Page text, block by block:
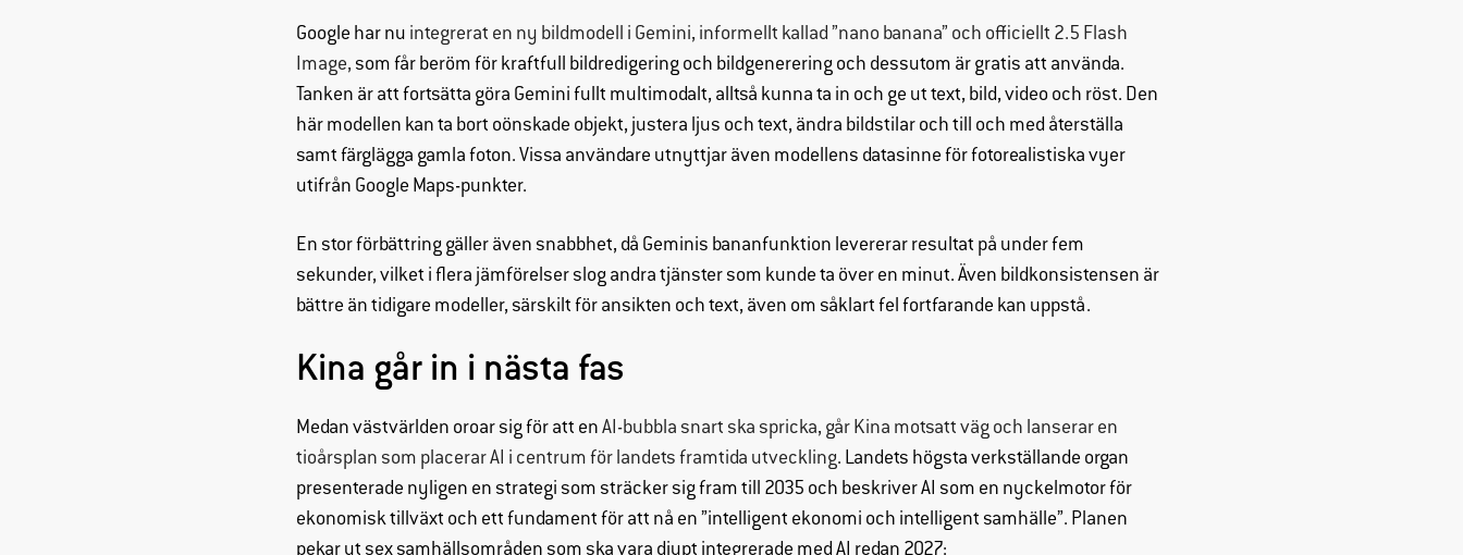
Google har nu integrerat en ny bildmodell i Gemini, informellt kallad ”nano banana” och officiellt 2.5 Flash
Image, som får beröm för kraftfull bildredigering och bildgenerering och dessutom är gratis att använda.
Tanken är att fortsätta göra Gemini fullt multimodalt, alltså kunna ta in och ge ut text, bild, video och röst. Den
här modellen kan ta bort oönskade objekt, justera ljus och text, ändra bildstilar och till och med återställa
samt färglägga gamla foton. Vissa användare utnyttjar även modellens datasinne för fotorealistiska vyer
utifrån Google Maps-punkter.
En stor förbättring gäller även snabbhet, då Geminis bananfunktion levererar resultat på under fem
sekunder, vilket i flera jämförelser slog andra tjänster som kunde ta över en minut. Även bildkonsistensen är
bättre än tidigare modeller, särskilt för ansikten och text, även om såklart fel fortfarande kan uppstå.
Kina går in i nästa fas
Medan västvärlden oroar sig för att en AI-bubbla snart ska spricka, går Kina motsatt väg och lanserar en
tioårsplan som placerar AI i centrum för landets framtida utveckling. Landets högsta verkställande organ
presenterade nyligen en strategi som sträcker sig fram till 2035 och beskriver AI som en nyckelmotor för
ekonomisk tillväxt och ett fundament för att nå en ”intelligent ekonomi och intelligent samhälle”. Planen